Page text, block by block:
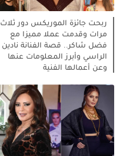
ربحت جائزة الموريكس دور ثلاث
مرات وقدمت عملا مميزا مع
فضل شاكر.. قصة الفنانة نادين
الراسي وأبرز المعلومات عنها
وعن أعمالها الفنية